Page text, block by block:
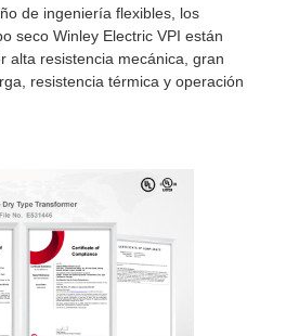
de ingeniería flexibles, los
seco Winley Electric VPI están
alta resistencia mecánica, gran
resistencia térmica y operación